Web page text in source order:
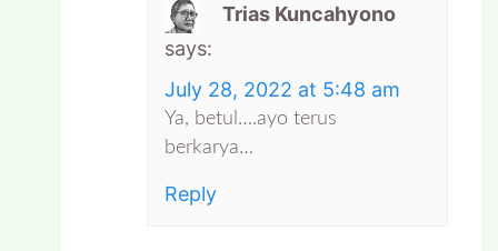
Trias Kuncahyono
says:
July 28, 2022 at 5:48 am
Ya, betul….ayo terus
berkarya…
Reply